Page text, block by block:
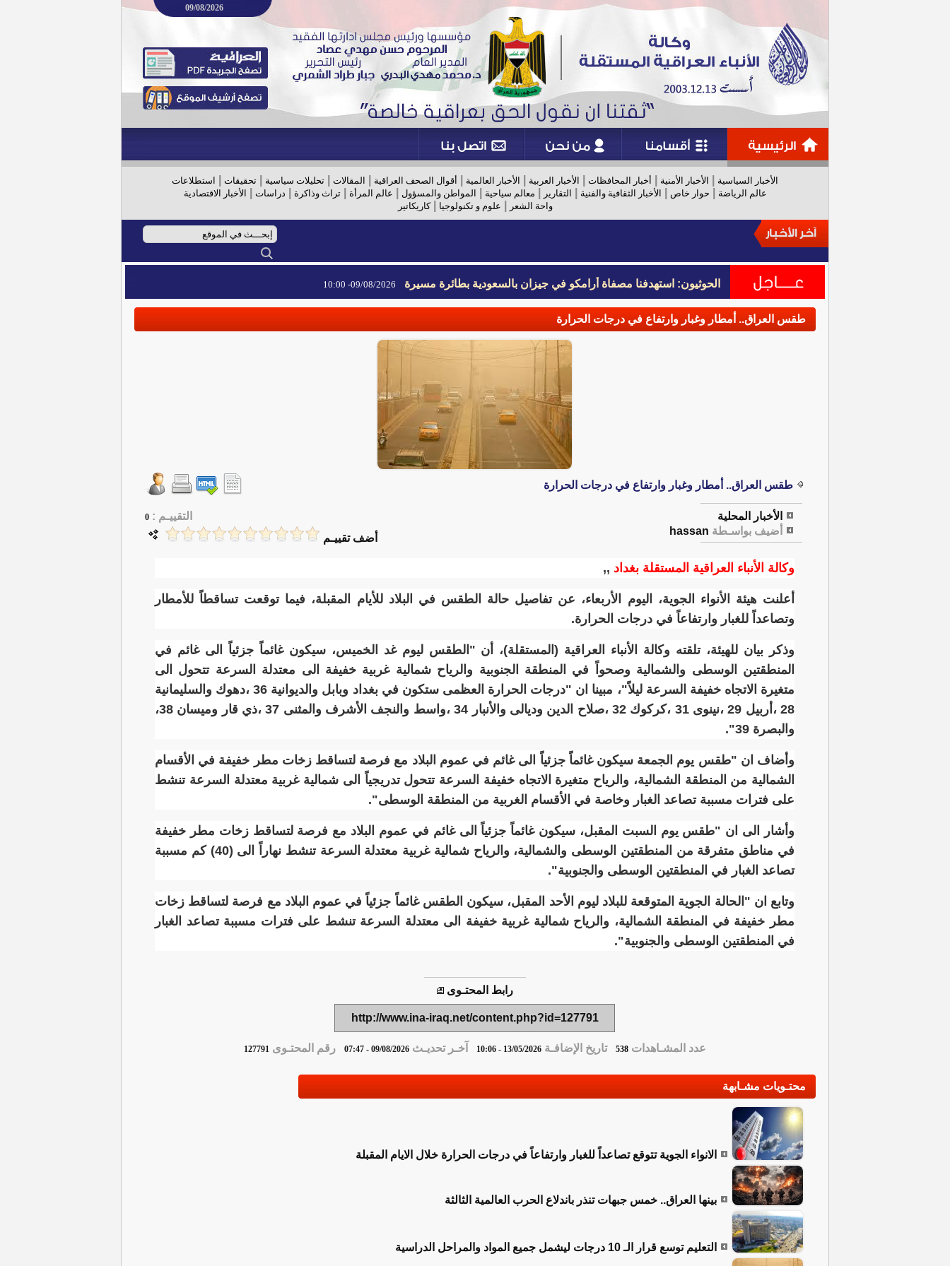
09/08/2026
الأخبار السياسية الأخبار الأمنية أخبار المحافظات الأخبار العربية الأخبار العالمية أقوال الصحف العراقية المقالات تحليلات سياسية تحقيقات
استطلاعات
عالم الرياضة
حوار خاص الأخبار الثقافية والفنية التقارير معالم سياحية المواطن والمسؤول عالم المرأة |تراث وذاكرة دراسات
الأخبار الاقتصادية
واحة الشعر
علوم و تكنولوجيا |كاريكاتير
الحوثيون: استهدفنا مصفاة أرامكو في جيزان بالسعودية بطائرة مسيرة 09/08/2026- 10:00
الحوثيون: استهدفنا مصفاة أرامكو في جيزان بالسعودية بطائرة مسيرة 09/08/2026- 10:00
طقس العراق.. أمطار وغبار وارتفاع في درجات الحرارة
طقس العراق.. أمطار وغبار وارتفاع في درجات الحرارة
الأخبار المحلية التقييـم : 0
أضيف بواسـطة hassan
أضف تقييـم
وكالة الأنباء العراقية المستقلة بغداد ,,
أعلنت هيئة الأنواء الجوية، اليوم الأربعاء، عن تفاصيل حالة الطقس في البلاد للأيام المقبلة، فيما توقعت تساقطاً للأمطار
وتصاعداً للغبار وارتفاعاً في درجات الحرارة.
وذكر بيان للهيئة، تلقته وكالة الأنباء العراقية (المستقلة)، أن "الطقس ليوم غد الخميس، سيكون غائماً جزئياً الى غائم في
المنطقتين الوسطى والشمالية وصحواً في المنطقة الجنوبية والرياح شمالية غربية خفيفة الى معتدلة السرعة تتحول الى
متغيرة الاتجاه خفيفة السرعة ليلاً"، مبينا ان "درجات الحرارة العظمى ستكون في بغداد وبابل والديوانية 36 ،دهوك والسليمانية
28 ،أربيل 29 ،نينوى 31 ،كركوك 32 ،صلاح الدين وديالى والأنبار 34 ،واسط والنجف الأشرف والمثنى 37 ،ذي قار وميسان 38،
والبصرة 39".
وأضاف ان "طقس يوم الجمعة سيكون غائماً جزئياً الى غائم في عموم البلاد مع فرصة لتساقط زخات مطر خفيفة في الأقسام
الشمالية من المنطقة الشمالية، والرياح متغيرة الاتجاه خفيفة السرعة تتحول تدريجياً الى شمالية غربية معتدلة السرعة تنشط
على فترات مسببة تصاعد الغبار وخاصة في الأقسام الغربية من المنطقة الوسطى".
وأشار الى ان "طقس يوم السبت المقبل، سيكون غائماً جزئياً الى غائم في عموم البلاد مع فرصة لتساقط زخات مطر خفيفة
في مناطق متفرقة من المنطقتين الوسطى والشمالية، والرياح شمالية غربية معتدلة السرعة تنشط نهاراً الى (40) كم مسببة
تصاعد الغبار في المنطقتين الوسطى والجنوبية".
وتابع ان "الحالة الجوية المتوقعة للبلاد ليوم الأحد المقبل، سيكون الطقس غائماً جزئياً في عموم البلاد مع فرصة لتساقط زخات
مطر خفيفة في المنطقة الشمالية، والرياح شمالية غربية خفيفة الى معتدلة السرعة تنشط على فترات مسببة تصاعد الغبار
في المنطقتين الوسطى والجنوبية".
رابط المحتـوى
http://www.ina-iraq.net/content.php?id=127791
عدد المشـاهدات538 تاريخ الإضافـة13/05/2026 - 10:06 آخـر تحديـث09/08/2026 - 07:47 رقم المحتـوى 127791
محتـويات مشـابهة
الانواء الجوية تتوقع تصاعداً للغبار وارتفاعاً في درجات الحرارة خلال الايام المقبلة
بينها العراق.. خمس جبهات تنذر باندلاع الحرب العالمية الثالثة
التعليم توسع قرار الـ 10 درجات ليشمل جميع المواد والمراحل الدراسية